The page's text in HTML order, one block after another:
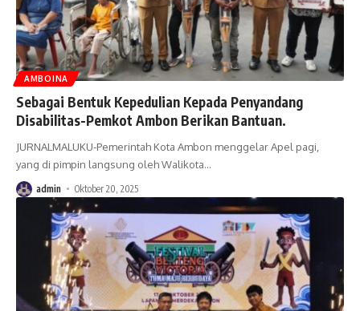
AMBOINA
Sebagai Bentuk Kepedulian Kepada Penyandang
Disabilitas-Pemkot Ambon Berikan Bantuan.
JURNALMALUKU-Pemerintah Kota Ambon menggelar Apel pagi,
yang di pimpin langsung oleh Walikota…
admin Oktober 20, 2025